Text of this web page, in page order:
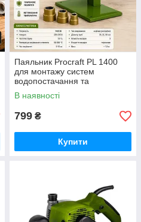
Паяльник Procraft PL 1400
для монтажу систем
водопостачання та
опалення, з регулюванням
температури відмінний вибір
В наявності
799 ₴
Купити